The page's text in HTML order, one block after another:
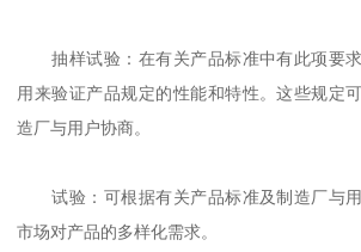
抽样试验：在有关产品标准中有此项要求
用来验证产品规定的性能和特性。这些规定
造厂与用户协商。
试验：可根据有关产品标准及制造厂与用
市场对产品的多样化需求。